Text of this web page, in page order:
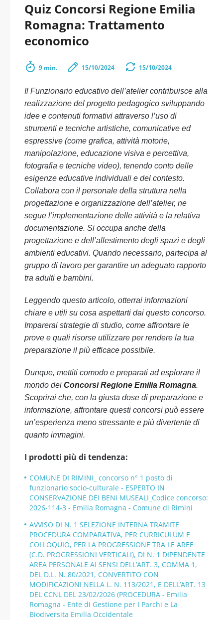
Quiz Concorsi Regione Emilia
Romagna: Trattamento
economico
9 min. 15/10/2024 15/10/2024
Il Funzionario educativo dell’atelier contribuisce alla
realizzazione del progetto pedagogico sviluppando
idee e contenuti formativi attraverso l’uso di
strumenti e tecniche artistiche, comunicative ed
espressive (come grafica, attività motorie,
manipolazione, educazione visiva e percettiva,
fotografia e tecniche video), tenendo conto delle
esigenze educative individuali e del contesto.
Collabora con il personale della struttura nella
progettazione e organizzazione dell’atelier, ne
segue l’implementazione delle attività e la relativa
documentazione. Si occupa anche della
progettazione e dell’allestimento degli spazi e degli
ambienti educativi. Quando necessario, partecipa al
gruppo di lavoro per garantire un adeguato rapporto
tra adulti e bambini.
Leggendo questo articolo, otterrai informazioni
chiare e utili su cosa aspettarti dai questo concorso.
Imparerai strategie di studio, come affrontare le
prove e quali risorse utilizzare per rendere la tua
preparazione il più efficace possibile.
Dunque, mettiti comodo e preparati ad esplorare il
mondo dei Concorsi Regione Emilia Romagna.
Scoprirai che, con la giusta dose di preparazione e
informazione, affrontare questi concorsi può essere
un’esperienza meno stressante e più divertente di
quanto immagini.
I prodotti più di tendenza:
COMUNE DI RIMINI_ concorso n° 1 posto di
funzionario socio-culturale - ESPERTO IN
CONSERVAZIONE DEI BENI MUSEALI_Codice concorso:
2026-114-3 - Emilia Romagna - Comune di Rimini
AVVISO DI N. 1 SELEZIONE INTERNA TRAMITE
PROCEDURA COMPARATIVA, PER CURRICULUM E
COLLOQUIO, PER LA PROGRESSIONE TRA LE AREE
(C.D. PROGRESSIONI VERTICALI), DI N. 1 DIPENDENTE
AREA PERSONALE AI SENSI DELL’ART. 3, COMMA 1,
DEL D.L. N. 80/2021, CONVERTITO CON
MODIFICAZIONI NELLA L. N. 113/2021, E DELL’ART. 13
DEL CCNL DEL 23/02/2026 (PROCEDURA - Emilia
Romagna - Ente di Gestione per I Parchi e La
Biodiversita Emilia Occidentale